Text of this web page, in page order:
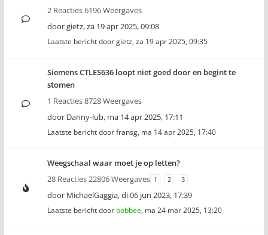
2 Reacties 6196 Weergaves
doorgietz,za 19 apr 2025, 09:08
Laatste bericht doorgietz, za 19 apr 2025, 09:35
Siemens CTLES636 loopt niet goed door en begint te
stomen
1 Reacties 8728 Weergaves
door Danny-lub, ma 14 apr 2025, 17:11
Laatste bericht doorfransg, ma 14 apr 2025, 17:40
Weegschaal waar moet je op letten?
28 Reacties 22806 Weergaves 1 2 3
door MichaelGaggia,di 06 jun 2023, 17:39
Laatste bericht door bobbee, ma 24 mar 2025, 13:20